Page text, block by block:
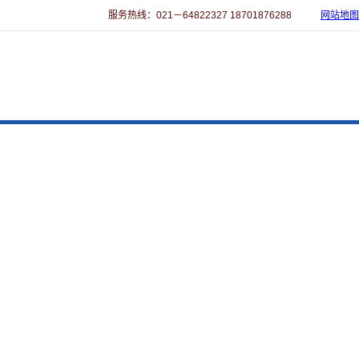
服务热线：021－64822327 18701876288 网站地图